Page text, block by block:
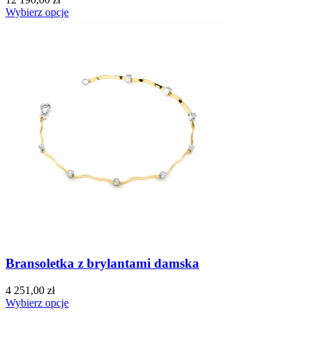
Wybierz opcje
Bransoletka z brylantami damska
4 251,00 zł
Wybierz opcje